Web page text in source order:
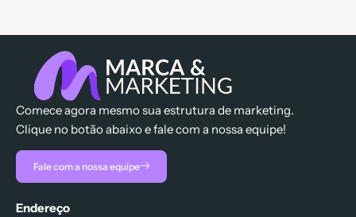
Comece agora mesmo sua estrutura de marketing.
Clique no botão abaixo e fale com a nossa equipe!
Fale com a nossa equipe
Endereço